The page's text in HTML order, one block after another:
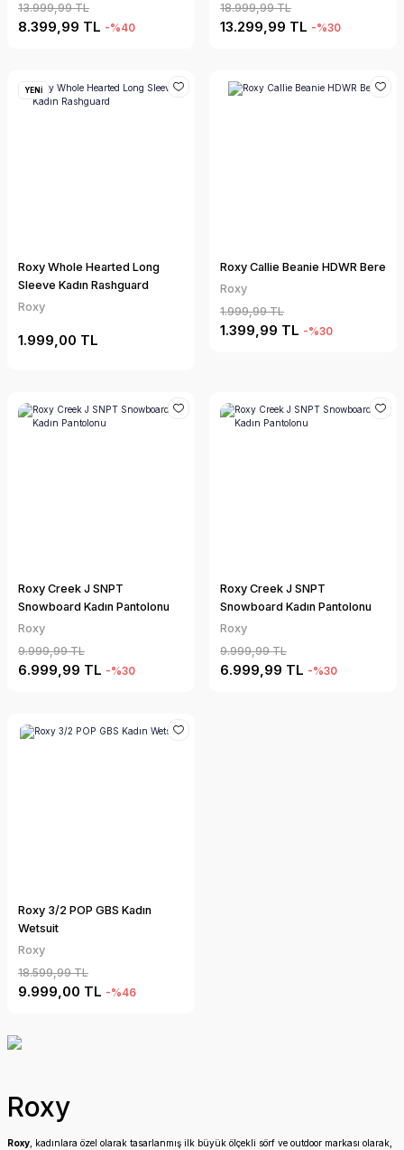
13.999,99 TL
8.399,99 TL -%40
18.999,99 TL
13.299,99 TL -%30
YENİ
Roxy Whole Hearted Long
Sleeve Kadın Rashguard
Roxy
1.999,00 TL
Roxy Callie Beanie HDWR Bere
Roxy
1.999,99 TL
1.399,99 TL -%30
Roxy Creek J SNPT
Snowboard Kadın Pantolonu
Roxy
9.999,99 TL
6.999,99 TL -%30
Roxy Creek J SNPT
Snowboard Kadın Pantolonu
Roxy
9.999,99 TL
6.999,99 TL -%30
Roxy 3/2 POP GBS Kadın
Wetsuit
Roxy
18.599,99 TL
9.999,00 TL -%46
Roxy
Roxy , kadınlara özel olarak tasarlanmış ilk büyük ölçekli sörf ve outdoor markası olarak,